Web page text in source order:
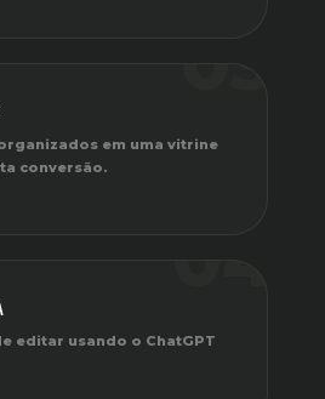
em uma vitrine
conversão.
editar usando o ChatGPT